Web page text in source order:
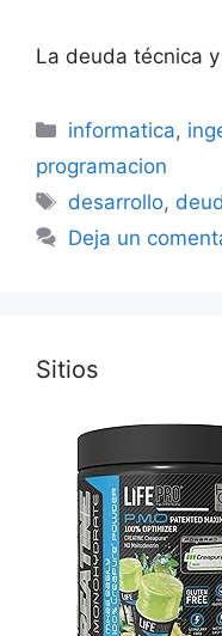
La deuda técnica
Categorías
informatica,
programacion
Etiquetas
desarrollo,
Deja un
Sitios